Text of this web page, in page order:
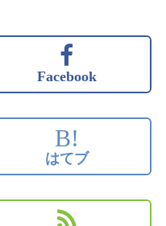
Facebook
B!
はてブ